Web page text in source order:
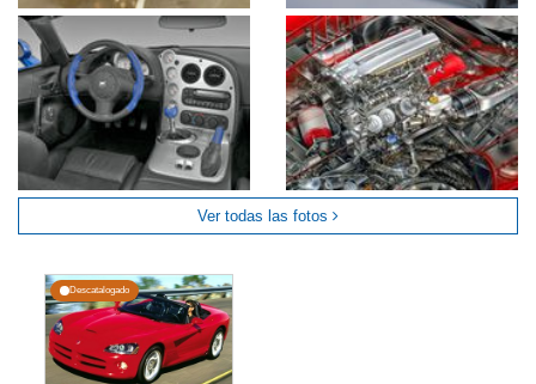
Ver todas las fotos
Descatalogado